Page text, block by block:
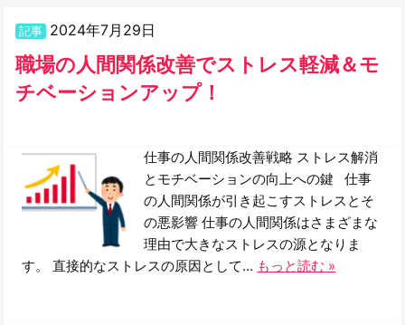
記事 2024年7月29日
職場の人間関係改善でストレス軽減＆モ
チベーションアップ！
仕事の人間関係改善戦略 ストレス解消
とモチベーションの向上への鍵 仕事
の人間関係が引き起こすストレスとそ
の悪影響 仕事の人間関係はさまざまな
理由で大きなストレスの源となりま
す。 直接的なストレスの原因として… もっと読む »